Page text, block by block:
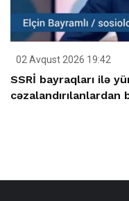
02 Avqust 2026 19:42
SSRİ bayraqları ilə